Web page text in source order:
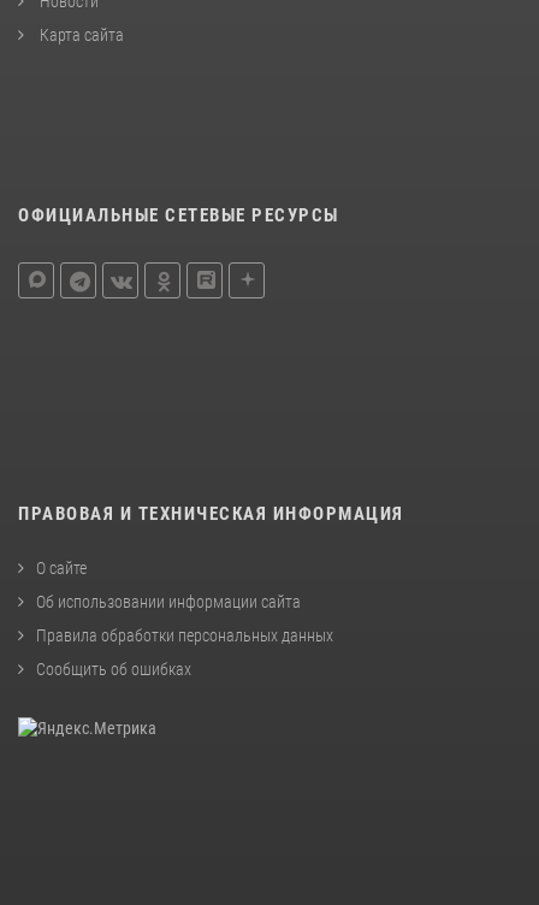
Карта сайта
ОФИЦИАЛЬНЫЕ СЕТЕВЫЕ РЕСУРСЫ
ПРАВОВАЯ И ТЕХНИЧЕСКАЯ ИНФОРМАЦИЯ
О сайте
Об использовании информации сайта
Правила обработки персональных данных
Сообщить об ошибках